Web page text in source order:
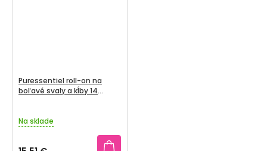
Puressentiel roll-on na
boľavé svaly a kĺby 14
Na sklade